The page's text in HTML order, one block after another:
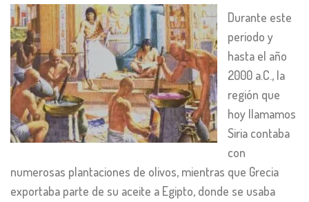
Durante este
periodo y
hasta el año
2000 a.C., la
región que
hoy llamamos
Siria contaba
con
numerosas plantaciones de olivos, mientras que Grecia
exportaba parte de su aceite a Egipto, donde se usaba